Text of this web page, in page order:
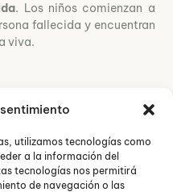
utilizamos tecnologías como
a la información del
tecnologías nos permitirá
de navegación o las
. Los niños comienzan a
fallecida y encuentran
viva.
para
niños en